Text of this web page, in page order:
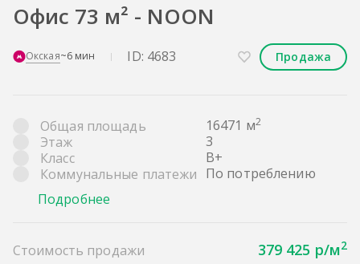
Офис 73 м² - NOON
Окская~6 мин ID: 4683 Продажа
Общая площадь 16471 м2
Этаж
3
Класс
B+
Коммунальные платежи По потреблению
Подробнее
Стоимость продажи 379 425 р/м2